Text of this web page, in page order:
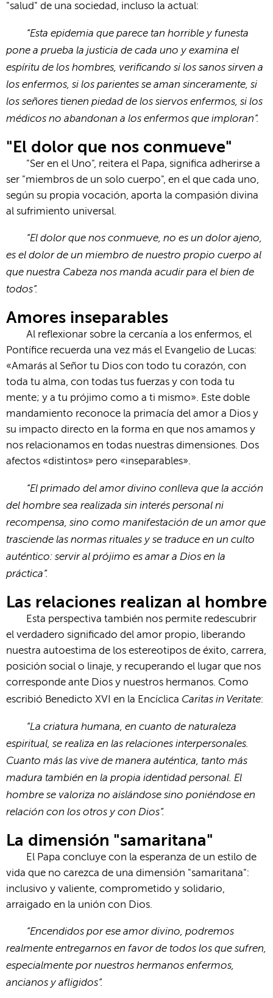
"salud" de una sociedad, incluso la actual:
“Esta epidemia que parece tan horrible y funesta
pone a prueba la justicia de cada uno y examina el
espíritu de los hombres, verificando si los sanos sirven a
los enfermos, si los parientes se aman sinceramente, si
los señores tienen piedad de los siervos enfermos, si los
médicos no abandonan a los enfermos que imploran”.
"El dolor que nos conmueve"
"Ser en el Uno", reitera el Papa, significa adherirse a
ser "miembros de un solo cuerpo", en el que cada uno,
según su propia vocación, aporta la compasión divina
al sufrimiento universal.
“El dolor que nos conmueve, no es un dolor ajeno,
es el dolor de un miembro de nuestro propio cuerpo al
que nuestra Cabeza nos manda acudir para el bien de
todos”.
Amores inseparables
Al reflexionar sobre la cercanía a los enfermos, el
Pontífice recuerda una vez más el Evangelio de Lucas:
«Amarás al Señor tu Dios con todo tu corazón, con
toda tu alma, con todas tus fuerzas y con toda tu
mente; y a tu prójimo como a ti mismo». Este doble
mandamiento reconoce la primacía del amor a Dios y
su impacto directo en la forma en que nos amamos y
nos relacionamos en todas nuestras dimensiones. Dos
afectos «distintos» pero «inseparables».
“El primado del amor divino conlleva que la acción
del hombre sea realizada sin interés personal ni
recompensa, sino como manifestación de un amor que
trasciende las normas rituales y se traduce en un culto
auténtico: servir al prójimo es amar a Dios en la
práctica”.
Las relaciones realizan al hombre
Esta perspectiva también nos permite redescubrir
el verdadero significado del amor propio, liberando
nuestra autoestima de los estereotipos de éxito, carrera,
posición social o linaje, y recuperando el lugar que nos
corresponde ante Dios y nuestros hermanos. Como
escribió Benedicto XVI en la Encíclica Caritas in Veritate:
“La criatura humana, en cuanto de naturaleza
espiritual, se realiza en las relaciones interpersonales.
Cuanto más las vive de manera auténtica, tanto más
madura también en la propia identidad personal. El
hombre se valoriza no aislándose sino poniéndose en
relación con los otros y con Dios”.
La dimensión "samaritana"
El Papa concluye con la esperanza de un estilo de
vida que no carezca de una dimensión "samaritana":
inclusivo y valiente, comprometido y solidario,
arraigado en la unión con Dios.
“Encendidos por ese amor divino, podremos
realmente entregarnos en favor de todos los que sufren,
especialmente por nuestros hermanos enfermos,
ancianos y afligidos”.